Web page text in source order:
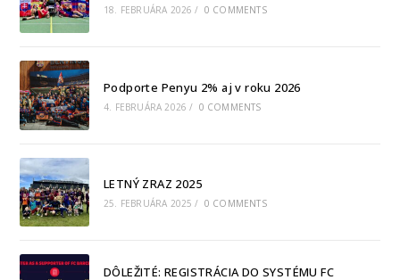
18. FEBRUÁRA 2026 / 0 COMMENTS
Podporte Penyu 2% aj v roku 2026
4. FEBRUÁRA 2026 / 0 COMMENTS
LETNÝ ZRAZ 2025
25. FEBRUÁRA 2025 / 0 COMMENTS
DÔLEŽITÉ: REGISTRÁCIA DO SYSTÉMU FC